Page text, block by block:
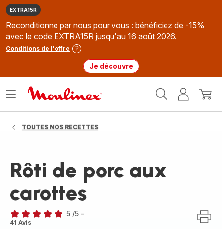
EXTRA15R
Reconditionné par nous pour vous : bénéficiez de -15%
avec le code EXTRA15R jusqu'au 16 août 2026.
Conditions de l'offre
Je découvre
MonMon
Ouvrir
TOUTES NOS RECETTES
Rôti de porc aux
carottes
Avis
5 /5 -
41 Avis